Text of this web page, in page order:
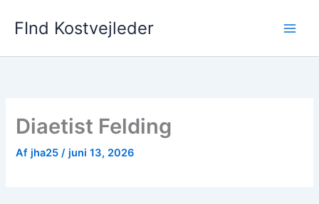
FInd Kostvejleder
Diaetist Felding
Af jha25/ juni 13, 2026